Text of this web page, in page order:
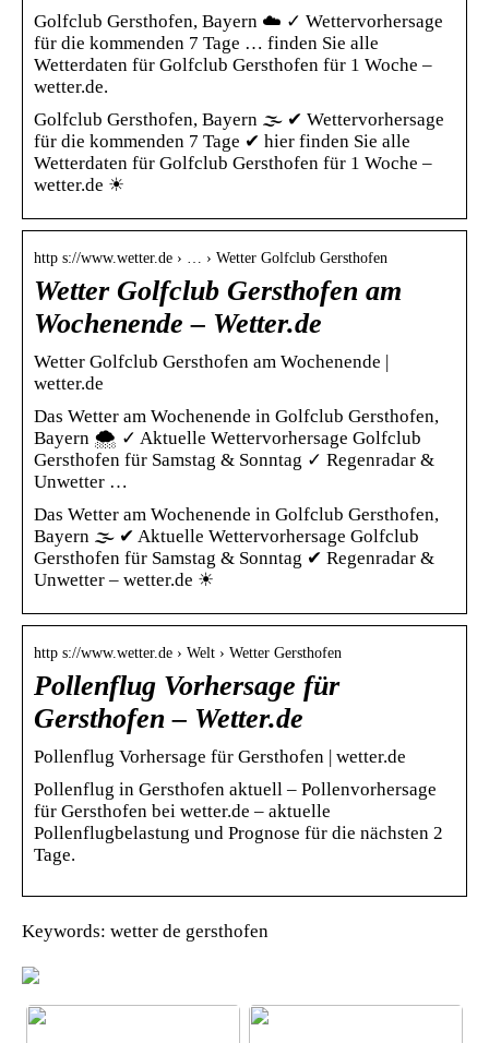
Golfclub Gersthofen, Bayern ☁️ ✓ Wettervorhersage
für die kommenden 7 Tage … finden Sie alle
Wetterdaten für Golfclub Gersthofen für 1 Woche –
wetter.de.
Golfclub Gersthofen, Bayern 🌫️ ✔ Wettervorhersage
für die kommenden 7 Tage ✔ hier finden Sie alle
Wetterdaten für Golfclub Gersthofen für 1 Woche –
wetter.de ☀
http s://www.wetter.de › … › Wetter Golfclub Gersthofen
Wetter Golfclub Gersthofen am
Wochenende – Wetter.de
Wetter Golfclub Gersthofen am Wochenende |
wetter.de
Das Wetter am Wochenende in Golfclub Gersthofen,
Bayern 🌨️ ✓ Aktuelle Wettervorhersage Golfclub
Gersthofen für Samstag & Sonntag ✓ Regenradar &
Unwetter …
Das Wetter am Wochenende in Golfclub Gersthofen,
Bayern 🌫️ ✔ Aktuelle Wettervorhersage Golfclub
Gersthofen für Samstag & Sonntag ✔ Regenradar &
Unwetter – wetter.de ☀
http s://www.wetter.de › Welt › Wetter Gersthofen
Pollenflug Vorhersage für
Gersthofen – Wetter.de
Pollenflug Vorhersage für Gersthofen | wetter.de
Pollenflug in Gersthofen aktuell – Pollenvorhersage
für Gersthofen bei wetter.de – aktuelle
Pollenflugbelastung und Prognose für die nächsten 2
Tage.
Keywords: wetter de gersthofen